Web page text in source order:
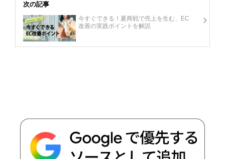
次の記事
今すぐできる！夏商戦で売上を生む、EC
改善の実践ポイントを解説